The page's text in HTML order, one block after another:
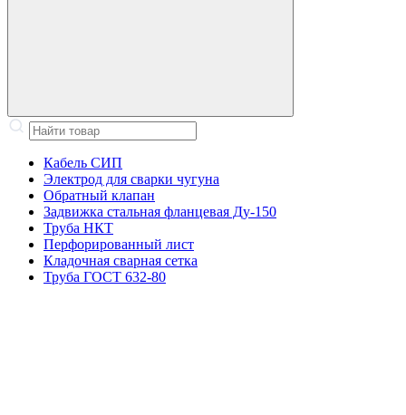
Кабель СИП
Электрод для сварки чугуна
Обратный клапан
Задвижка стальная фланцевая Ду-150
Труба НКТ
Перфорированный лист
Кладочная сварная сетка
Труба ГОСТ 632-80